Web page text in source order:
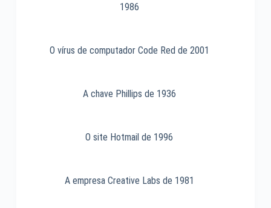
1986
O vírus de computador Code Red de 2001
A chave Phillips de 1936
O site Hotmail de 1996
A empresa Creative Labs de 1981